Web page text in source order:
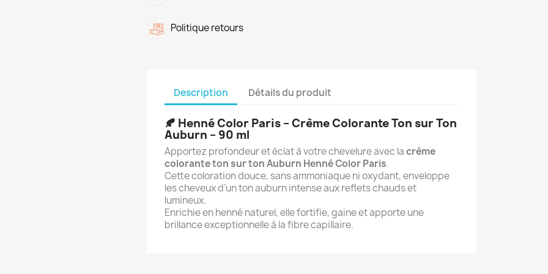
Politique retours
Description Détails du produit
🍂 Henné Color Paris – Crème Colorante Ton sur Ton
Auburn – 90 ml
Apportez profondeur et éclat à votre chevelure avec lacrème
colorante ton sur ton Auburn Henné Color Paris.
Cette coloration douce, sans ammoniaque ni oxydant, enveloppe
les cheveux d’un ton auburn intense aux reflets chauds et
lumineux.
Enrichie en henné naturel, elle fortifie, gaine et apporte une
brillance exceptionnelle à la fibre capillaire.